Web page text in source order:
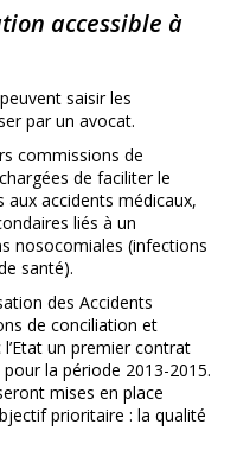
accessible à
saisir les
par un avocat.
commissions de
de faciliter le
aux accidents médicaux,
liés à un
nosocomiales (infections
santé).
des Accidents
de conciliation et
un premier contrat
la période 2013-2015.
mises en place
prioritaire : la qualité